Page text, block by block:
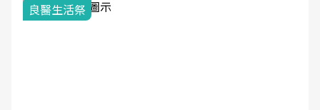
良醫生活祭